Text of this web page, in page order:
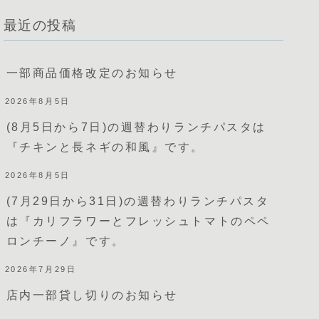
最近の投稿
一部商品価格改定のお知らせ
2026年8月5日
(8月5日から7日)の週替わりランチパスタは
『チキンと長ネギの和風』です。
2026年8月5日
(7月29日から31日)の週替わりランチパスタ
は『カリフラワーとフレッシュトマトのペペ
ロンチーノ』です。
2026年7月29日
店内一部貸し切りのお知らせ